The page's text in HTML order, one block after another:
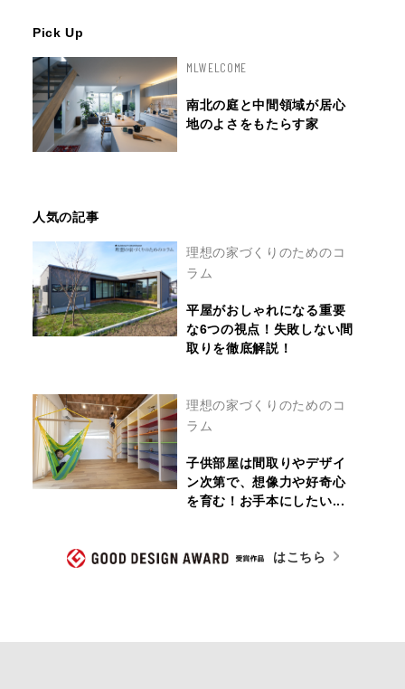
Pick Up
MLWELCOME
南北の庭と中間領域が居心
地のよさをもたらす家
人気の記事
理想の家づくりのためのコ
ラム
平屋がおしゃれになる重要
な6つの視点！失敗しない間
取りを徹底解説！
理想の家づくりのためのコ
ラム
子供部屋は間取りやデザイ
ン次第で、想像力や好奇心
を育む！お手本にしたい...
はこちら